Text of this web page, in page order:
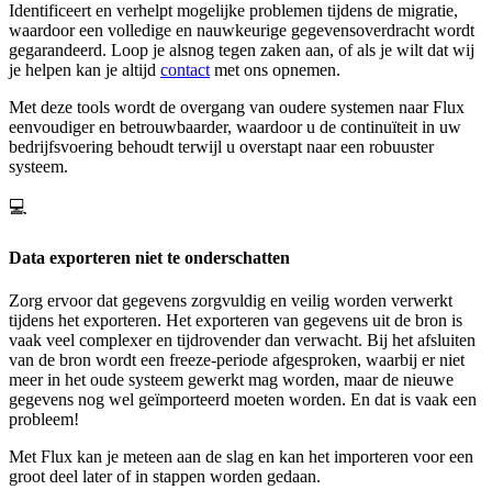
Identificeert en verhelpt mogelijke problemen tijdens de migratie,
waardoor een volledige en nauwkeurige gegevensoverdracht wordt
gegarandeerd. Loop je alsnog tegen zaken aan, of als je wilt dat wij
je helpen kan je altijd contactmet ons opnemen.
Met deze tools wordt de overgang van oudere systemen naar Flux
eenvoudiger en betrouwbaarder, waardoor u de continuïteit in uw
bedrijfsvoering behoudt terwijl u overstapt naar een robuuster
systeem.
💻
Data exporteren niet te onderschatten
Zorg ervoor dat gegevens zorgvuldig en veilig worden verwerkt
tijdens het exporteren. Het exporteren van gegevens uit de bron is
vaak veel complexer en tijdrovender dan verwacht. Bij het afsluiten
van de bron wordt een freeze-periode afgesproken, waarbij er niet
meer in het oude systeem gewerkt mag worden, maar de nieuwe
gegevens nog wel geïmporteerd moeten worden. En dat is vaak een
probleem!
Met Flux kan je meteen aan de slag en kan het importeren voor een
groot deel later of in stappen worden gedaan.